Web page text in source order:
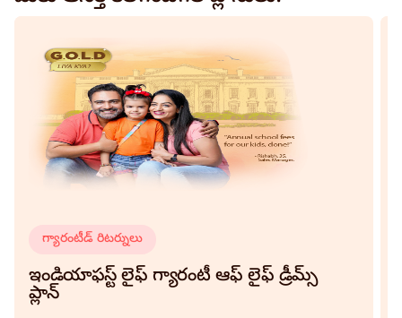
ఇండియాఫస్ట్ లైఫ్ గ్యారంటీ ఆఫ్ లైఫ్ డ్రీమ్స్
ప్లాన్
గ్యారంటీడ్ రిటర్నులు